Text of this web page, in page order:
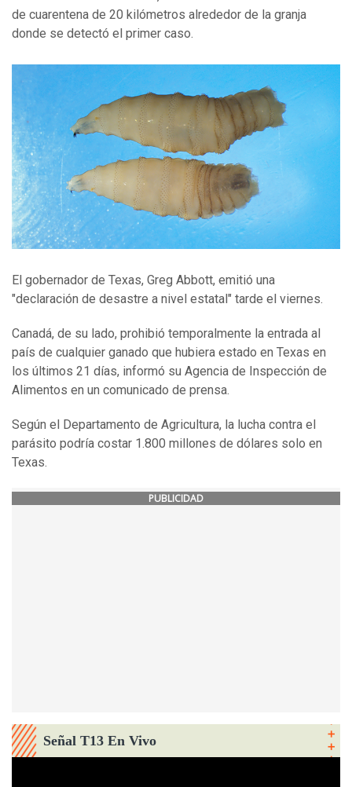
de cuarentena de 20 kilómetros alrededor de la granja
donde se detectó el primer caso.
El gobernador de Texas, Greg Abbott, emitió una
"declaración de desastre a nivel estatal" tarde el viernes.
Canadá, de su lado, prohibió temporalmente la entrada al
país de cualquier ganado que hubiera estado en Texas en
los últimos 21 días, informó su Agencia de Inspección de
Alimentos en un comunicado de prensa.
Según el Departamento de Agricultura, la lucha contra el
parásito podría costar 1.800 millones de dólares solo en
Texas.
PUBLICIDAD
Señal T13 En Vivo